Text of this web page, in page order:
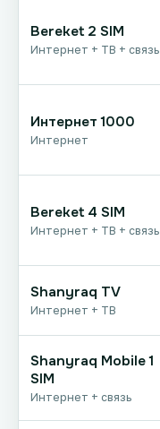
Bereket 2 SIM
Интернет + ТВ + связь
Интернет 1000
Интернет
Bereket 4 SIM
Интернет + ТВ + связь
Shanyraq TV
Интернет + ТВ
Shanyraq Mobile 1
SIM
Интернет + связь